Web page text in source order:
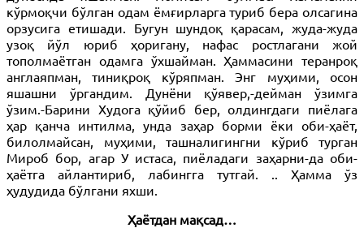
кўрмоқчи бўлган одам ёмғирларга туриб бера олсагина
орзусига етишади. Бугун шундоқ қарасам, жуда-жуда
узоқ йўл юриб ҳоригану, нафас ростлагани жой
тополмаётган одамга ўхшайман. Ҳаммасини теранроқ
англаяпман, тиниқроқ кўряпман. Энг муҳими, осон
яшашни ўргандим. Дунёни қўявер,-дейман ўзимга
ўзим.-Барини Худога қўйиб бер, олдингдаги пиёлага
ҳар қанча интилма, унда заҳар борми ёки оби-ҳаёт,
билолмайсан, муҳими, ташналигингни кўриб турган
Мироб бор, агар У истаса, пиёладаги заҳарни-да оби-
ҳаётга айлантириб, лабингга тутгай. .. Ҳамма ўз
ҳудудида бўлгани яхши.
Ҳаётдан мақсад…